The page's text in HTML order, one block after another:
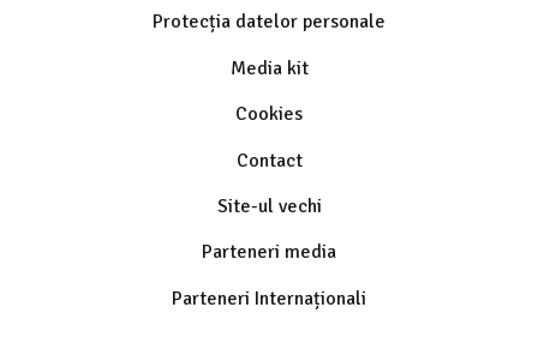
Protecția datelor personale
Media kit
Cookies
Contact
Site-ul vechi
Parteneri media
Parteneri Internaționali